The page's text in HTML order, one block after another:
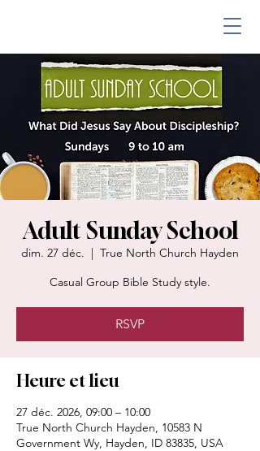
Adult Sunday School
dim. 27 déc.
  |
True North Church Hayden
Casual Group Bible Study style.
RSVP
Heure et lieu
27 déc. 2026, 09:00 – 10:00
True North Church Hayden, 10583 N
Government Wy, Hayden, ID 83835, USA